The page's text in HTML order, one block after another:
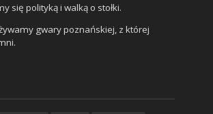
się polityką i walką o stołki.
gwary poznańskiej, z której